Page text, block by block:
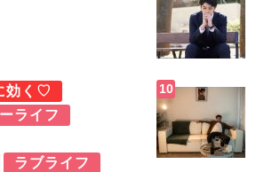
効く♡
ライフ
ラブライフ